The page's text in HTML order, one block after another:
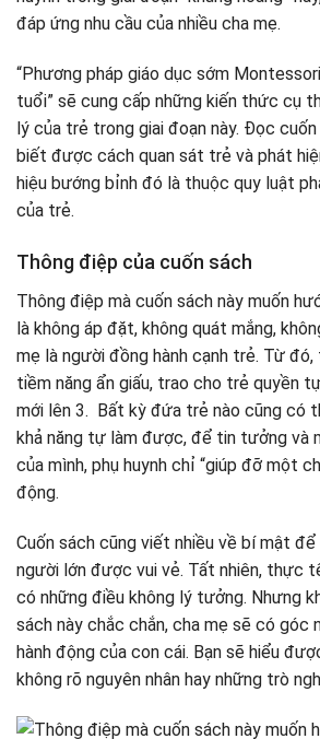
đáp ứng nhu cầu của nhiều cha mẹ.
“Phương pháp giáo dục sớm
tuổi” sẽ cung cấp những kiến thức cụ
lý của trẻ trong giai đoạn này. Đọc
biết được cách quan sát trẻ và phát
hiệu bướng bỉnh đó là thuộc quy luật
của trẻ.
Thông điệp của cuốn sách
Thông điệp mà cuốn sách này muốn
là không áp đặt, không quát mắng,
mẹ là người đồng hành cạnh trẻ. Từ
tiềm năng ẩn giấu, trao cho trẻ quyền
mới lên 3. Bất kỳ đứa trẻ nào cũng có
khả năng tự làm được, để tin tưởng và
của mình, phụ huynh chỉ “giúp đỡ một
động.
Cuốn sách cũng viết nhiều về bí mật
người lớn được vui vẻ. Tất nhiên, thực
có những điều không lý tưởng. Nhưng
sách này chắc chắn, cha mẹ sẽ có góc
hành động của con cái. Bạn sẽ hiểu
không rõ nguyên nhân hay những trò